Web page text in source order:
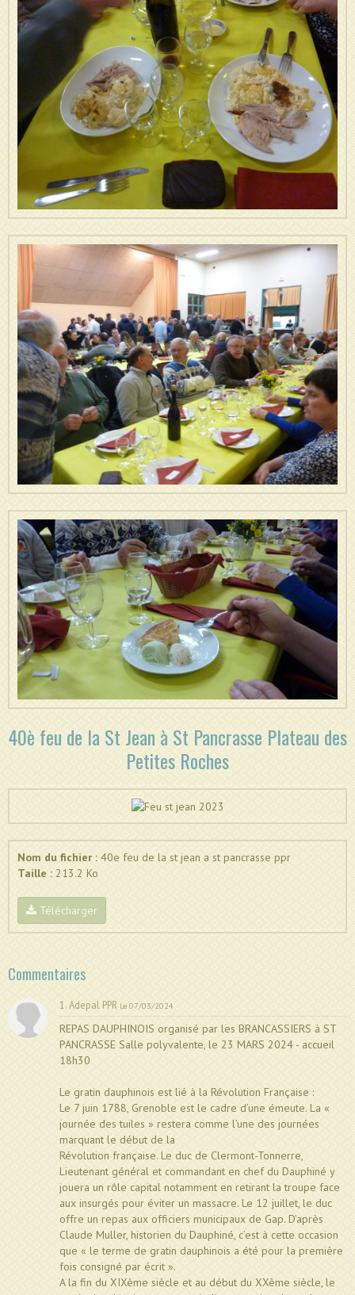
40è feu de la St Jean à St Pancrasse Plateau des
Petites Roches
Nom du fichier :40e feu de la st jean a st pancrasse ppr
Taille :213.2 Ko
Télécharger
Commentaires
1. Adepal PPRLe 07/03/2024
REPAS DAUPHINOIS organisé par les BRANCASSIERS à ST
PANCRASSE Salle polyvalente, le 23 MARS 2024 - accueil
18h30
Le gratin dauphinois est lié à la Révolution Française :
Le 7 juin 1788, Grenoble est le cadre d’une émeute. La «
journée des tuiles » restera comme l’une des journées
marquant le début de la
Révolution française. Le duc de Clermont-Tonnerre,
Lieutenant général et commandant en chef du Dauphiné y
jouera un rôle capital notamment en retirant la troupe face
aux insurgés pour éviter un massacre. Le 12 juillet, le duc
offre un repas aux officiers municipaux de Gap. D’après
Claude Muller, historien du Dauphiné, c’est à cette occasion
que « le terme de gratin dauphinois a été pour la première
fois consigné par écrit ».
A la fin du XIXème siècle et au début du XXème siècle, le